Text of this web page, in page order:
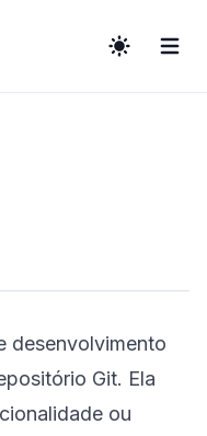
desenvolvimento
Git. Ela
ou